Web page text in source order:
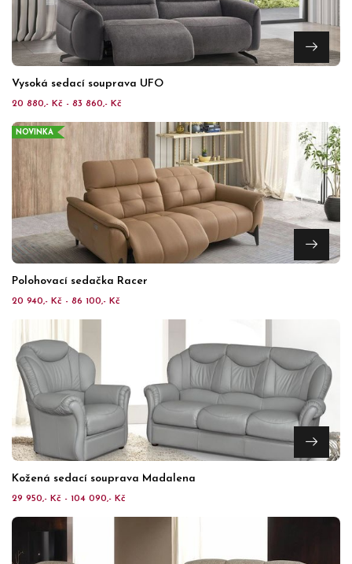
Vysoká sedací souprava UFO
20 880,- Kč - 83 860,- Kč
NOVINKA
Polohovací sedačka Racer
20 940,- Kč - 86 100,- Kč
Kožená sedací souprava Madalena
29 950,- Kč - 104 090,- Kč